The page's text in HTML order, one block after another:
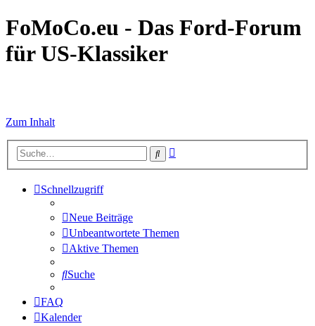
FoMoCo.eu - Das Ford-Forum
für US-Klassiker
Zum Inhalt
Suche
Schnellzugriff
Neue Beiträge
Unbeantwortete Themen
Aktive Themen
Suche
FAQ
Kalender